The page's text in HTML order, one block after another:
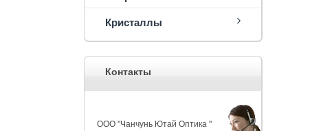
Кристаллы
Контакты
ООО "Чанчунь Ютай Оптика "